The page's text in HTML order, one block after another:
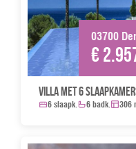
03700
€
Villa met 6
6 slaapk. 6 badk. 306